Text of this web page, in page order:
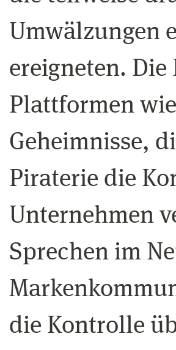
Umwälzungen
ereigneten.
Plattformen
Geheimnisse,
Piraterie die
Unternehmen
Sprechen im
die Kontrolle